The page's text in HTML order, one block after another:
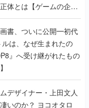
は、なぜ生まれたの
』へ受け継がれたもの
デザイナー・上田文人
いのか？ ヨコオタロ
共に『ICO』に込めら
尽くす！【ゲームの企